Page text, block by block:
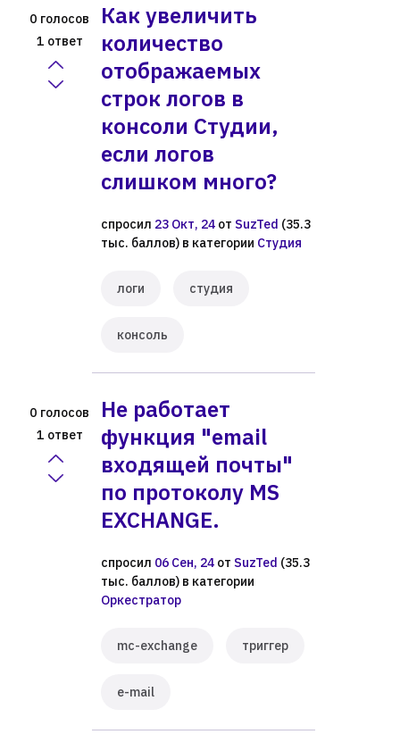
0 голосов
1 ответ
Как увеличить
количество
отображаемых
строк логов в
консоли Студии,
если логов
слишком много?
спросил 23 Окт, 24 от SuzTed (35.3
тыс. баллов) в категории Студия
логи студия
консоль
0 голосов
1 ответ
Не работает
функция "email
входящей почты"
по протоколу MS
EXCHANGE.
спросил 06 Сен, 24 от SuzTed (35.3
тыс. баллов) в категории
Оркестратор
mc-exchange триггер
e-mail